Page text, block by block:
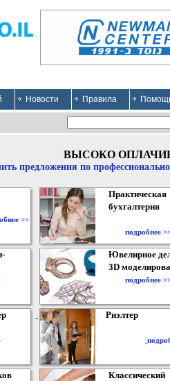
Новости Правила
ВЫСОКО
предложения по
>>
Практическая
бухгалтерия
подробнее
Ювелирное
3D
подробнее
Риэлтер
Классический